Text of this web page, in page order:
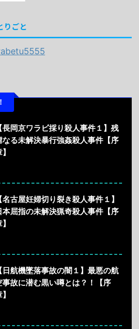
りごと
【長岡京ワラビ採り殺人事件１】残
なる未解決暴行強姦殺人事件【序
【名古屋妊婦切り裂き殺人事件１】
本屈指の未解決猟奇殺人事件【序
【日航機墜落事故の闇１】最悪の航
事故に潜む黒い噂とは？！【序